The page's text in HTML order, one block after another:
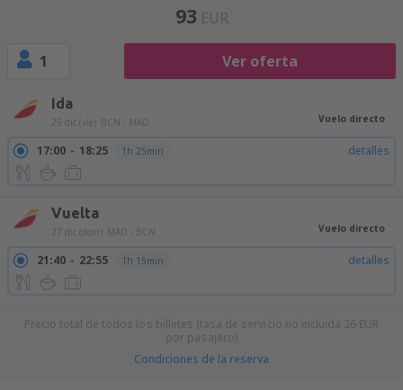
93 EUR
1 Ver oferta
Ida
25 dic (vie) BCN - MAD Vuelo directo
17:00 18:25 1h 25min detalles
Vuelta
27 dic (dom) MAD - BCN Vuelo directo
21:40 22:55 1h 15min detalles
Precio total de todos los billetes (tasa de servicio no incluida 26 EUR
por pasajero)
Condiciones de la reserva